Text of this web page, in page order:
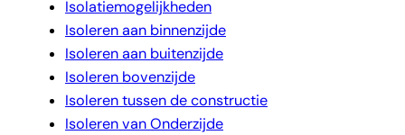
Isolatiemogelijkheden
Isoleren aan binnenzijde
Isoleren aan buitenzijde
Isoleren bovenzijde
Isoleren tussen de constructie
Isoleren van Onderzijde